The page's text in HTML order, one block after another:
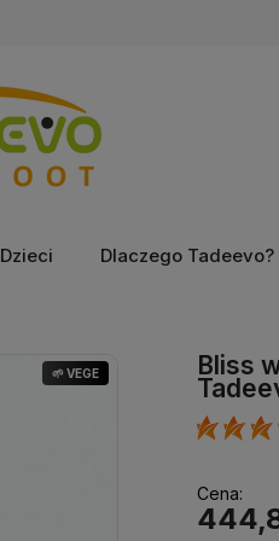
Dzieci Dlaczego Tadeevo?
🌱 VEGE Bliss
Cena: